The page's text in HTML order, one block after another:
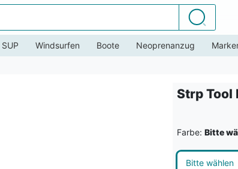
Suchen
SUP Windsurfen Boote Neoprenanzug
Strp Tool
Farbe: Bitte
Bitte wählen